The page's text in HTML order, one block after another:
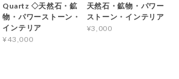
Quartz ◇天然石・鉱
物・パワーストーン・
インテリア
¥43,000
天然石・鉱物・パワー
ストーン・インテリア
¥3,000